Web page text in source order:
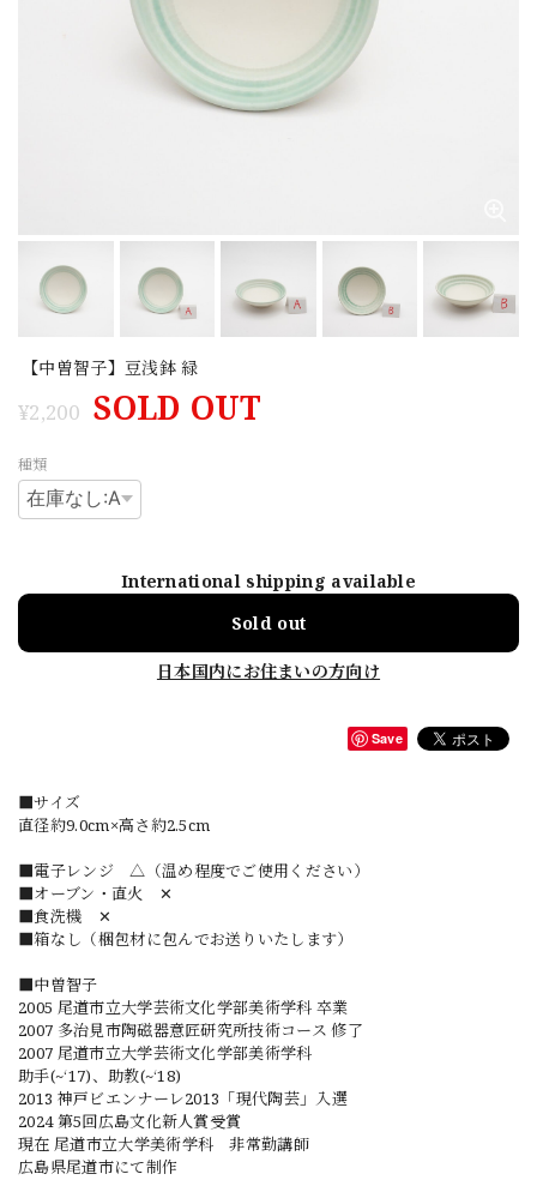
【中曽智子】豆浅鉢 緑
¥2,200 SOLD OUT
種類
International shipping available
Sold out
日本国内にお住まいの方向け
Save
■サイズ
直径約9.0cm×高さ約2.5cm
■電子レンジ △（温め程度でご使用ください）
■オーブン・直火 ✕
■食洗機 ✕
■箱なし（梱包材に包んでお送りいたします）
■中曽智子
2005 尾道市立大学芸術文化学部美術学科 卒業
2007 多治見市陶磁器意匠研究所技術コース 修了
2007 尾道市立大学芸術文化学部美術学科
助手(~‘17)、助教(~‘18)
2013 神戸ビエンナーレ2013「現代陶芸」入選
2024 第5回広島文化新人賞受賞
現在 尾道市立大学美術学科 非常勤講師
広島県尾道市にて制作